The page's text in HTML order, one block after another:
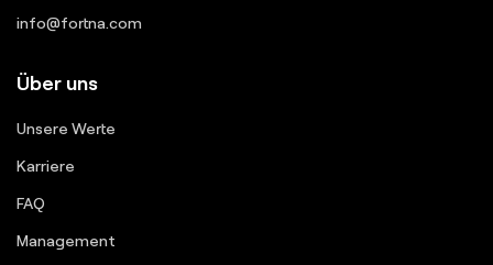
info@fortna.com
Über uns
Unsere Werte
Karriere
FAQ
Management